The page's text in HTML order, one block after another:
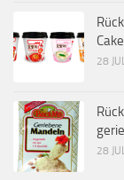
28
28